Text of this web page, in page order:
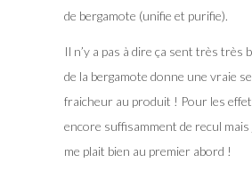
de bergamote (unifie et purifie).
Il n’y a pas à dire ça sent très très
de la bergamote donne une vraie
fraicheur au produit ! Pour les
encore suffisamment de recul mais
me plait bien au premier abord !